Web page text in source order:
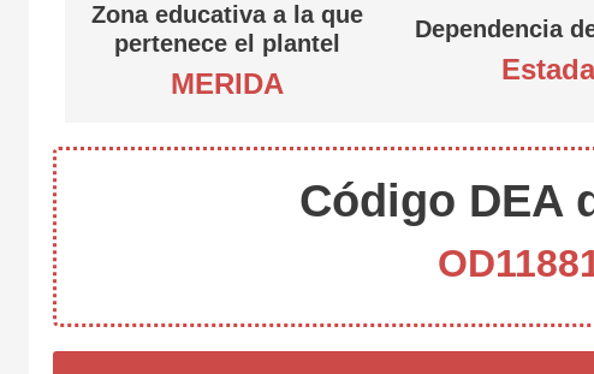
Zona educativa a la que
pertenece el plantel
MERIDA
Dependencia
Código DEA